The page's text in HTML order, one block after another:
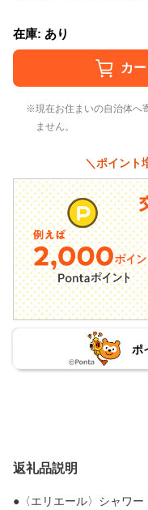
在庫: あり
現在お住まいの自治体へ
ません。
＼ポイント
ポ
返礼品説明
●〈エリエール〉シャワ